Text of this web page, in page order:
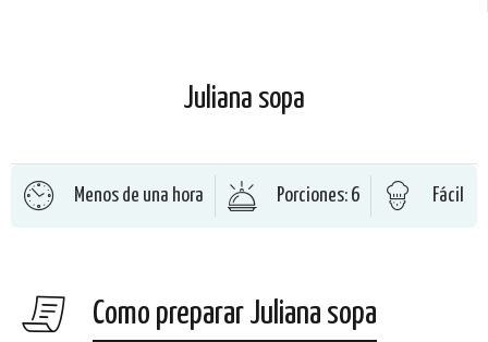
Juliana sopa
Menos de una hora Porciones: 6 Fácil
Como preparar Juliana sopa